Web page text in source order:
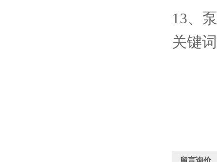
13、
关键
留言询价